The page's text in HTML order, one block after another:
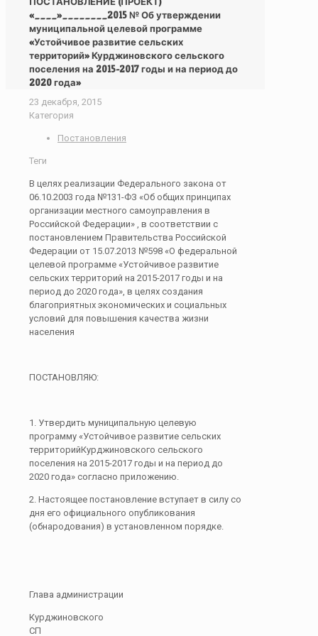
«____»________2015 № Об утверждении
муниципальной целевой программе
«Устойчивое развитие сельских
территорий» Курджиновского сельского
поселения на 2015-2017 годы и на период до
2020 года»
23 декабря, 2015
Категория
Постановления
Теги
В целях реализации Федерального закона от
06.10.2003 года №131-ФЗ «Об общих принципах
организации местного самоуправления в
Российской Федерации» , в соответствии с
постановлением Правительства Российской
Федерации от 15.07.2013 №598 «О федеральной
целевой программе «Устойчивое развитие
сельских территорий на 2015-2017 годы и на
период до 2020 года», в целях создания
благоприятных экономических и социальных
условий для повышения качества жизни
населения
ПОСТАНОВЛЯЮ:
1. Утвердить муниципальную целевую
программу «Устойчивое развитие сельских
территорийКурджиновского сельского
поселения на 2015-2017 годы и на период до
2020 года» согласно приложению.
2. Настоящее постановление вступает в силу со
дня его официального опубликования
(обнародования) в установленном порядке.
Глава администрации
Курджиновского
СП